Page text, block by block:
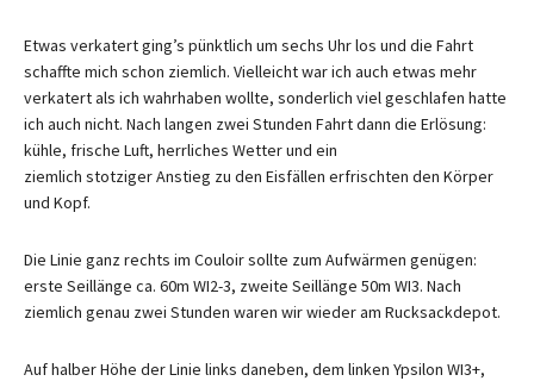
Etwas verkatert ging’s pünktlich um sechs Uhr los und die Fahrt
schaffte mich schon ziemlich. Vielleicht war ich auch etwas mehr
verkatert als ich wahrhaben wollte, sonderlich viel geschlafen hatte
ich auch nicht. Nach langen zwei Stunden Fahrt dann die Erlösung:
kühle, frische Luft, herrliches Wetter und ein
ziemlich stotziger Anstieg zu den Eisfällen erfrischten den Körper
und Kopf.
Die Linie ganz rechts im Couloir sollte zum Aufwärmen genügen:
erste Seillänge ca. 60m WI2-3, zweite Seillänge 50m WI3. Nach
ziemlich genau zwei Stunden waren wir wieder am Rucksackdepot.
Auf halber Höhe der Linie links daneben, dem linken Ypsilon WI3+,